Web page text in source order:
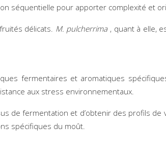
séquentielle pour apporter complexité et
délicats. M. pulcherrima , quant à elle,
fermentaires et aromatiques
aux stress environnementaux.
de fermentation et d’obtenir des profils de
spécifiques du moût.